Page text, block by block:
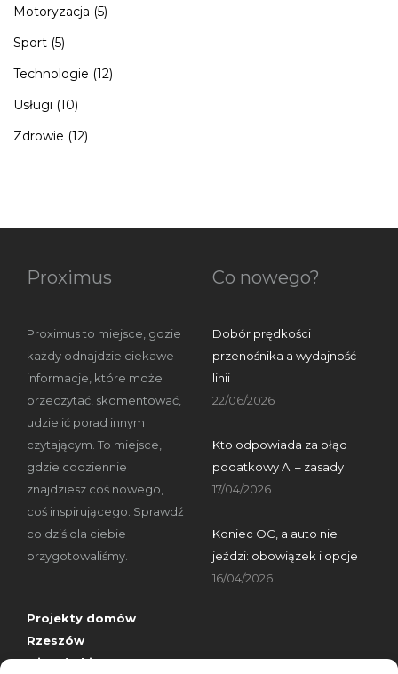
Motoryzacja (5)
Sport (5)
Technologie (12)
Usługi (10)
Zdrowie (12)
Proximus
Proximus to miejsce, gdzie
każdy odnajdzie ciekawe
informacje, które może
przeczytać, skomentować,
udzielić porad innym
czytającym. To miejsce,
gdzie codziennie
znajdziesz coś nowego,
coś inspirującego. Sprawdź
co dziś dla ciebie
przygotowaliśmy.
Projekty domów
Rzeszów
wizytówki nap
Co nowego?
Dobór prędkości
przenośnika a wydajność
linii
22/06/2026
Kto odpowiada za błąd
podatkowy AI – zasady
17/04/2026
Koniec OC, a auto nie
jeździ: obowiązek i opcje
16/04/2026